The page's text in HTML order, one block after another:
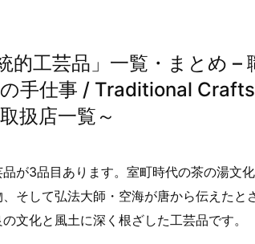
的工芸品」一覧・まとめ –
手仕事 / Traditional
扱店一覧～
が3品目あります。室町時代の茶の湯文
そして弘法大師・空海が唐から伝えたと
文化と風土に深く根ざした工芸品です。